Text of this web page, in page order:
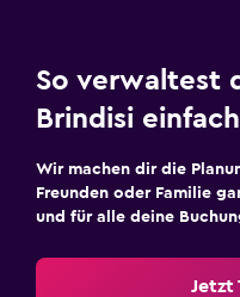
So verwaltest
Brindisi
Wir machen dir die
Freunden oder Familie
und für alle deine
Jetzt